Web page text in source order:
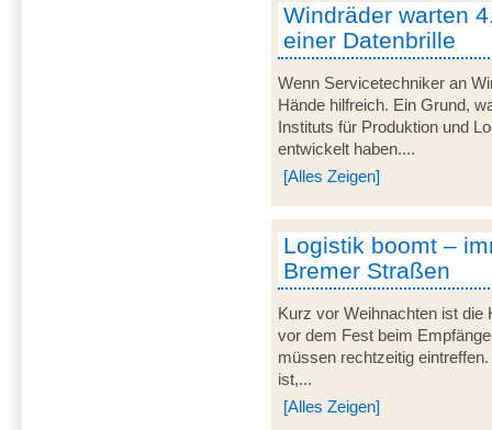
Windräder warten
einer Datenbrille
Wenn Servicetechniker an
Hände hilfreich. Ein Grund,
Instituts für Produktion und
entwickelt haben....
[Alles Zeigen]
Logistik boomt –
Bremer Straßen
Kurz vor Weihnachten ist die
vor dem Fest beim
müssen rechtzeitig
ist,...
[Alles Zeigen]